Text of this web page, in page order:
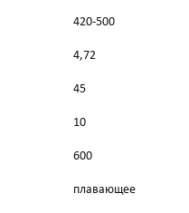
420-500
4,72
45
10
600
плавающее